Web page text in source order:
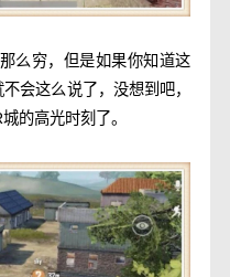
么穷，但是如果你知道这
会这么说了，没想到吧，
的高光时刻了。